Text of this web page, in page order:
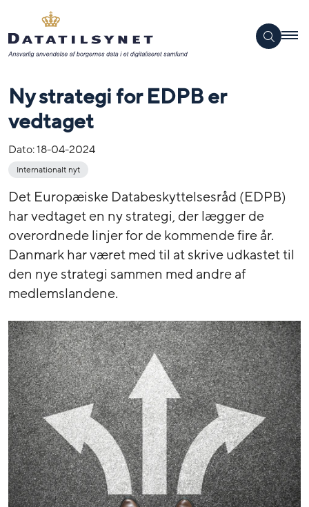
Ny strategi for EDPB er
vedtaget
Dato:18-04-2024
Internationalt nyt
Det Europæiske Databeskyttelsesråd (EDPB)
har vedtaget en ny strategi, der lægger de
overordnede linjer for de kommende fire år.
Danmark har været med til at skrive udkastet til
den nye strategi sammen med andre af
medlemslandene.